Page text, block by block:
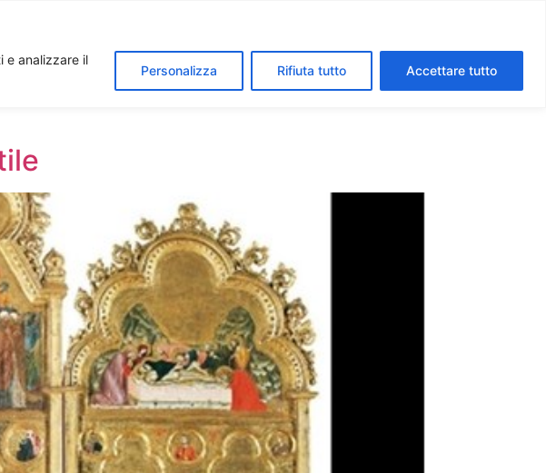
e analizzare il
Personalizza Rifiuta tutto Accettare tutto